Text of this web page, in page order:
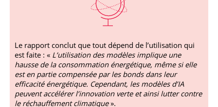
Le rapport conclut que tout dépend de l’utilisation qui
est faite : « L’utilisation des modèles implique une
hausse de la consommation énergétique, même si elle
est en partie compensée par les bonds dans leur
efficacité énergétique. Cependant, les modèles d’IA
peuvent accélérer l’innovation verte et ainsi lutter contre
le réchauffement climatique».